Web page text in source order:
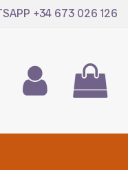
+34 673 026 126